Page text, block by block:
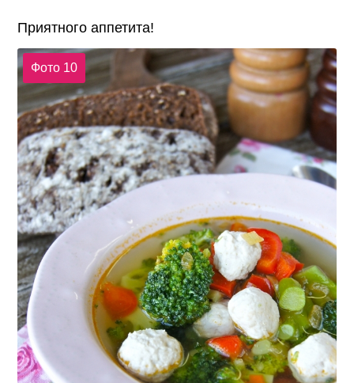
Приятного аппетита!
Фото 10